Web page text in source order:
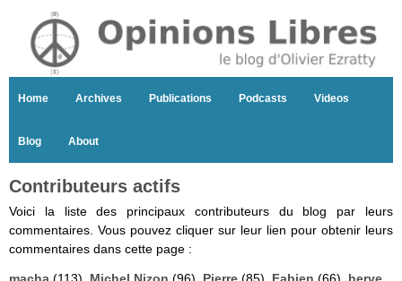
Home Archives Publications Podcasts Videos
Blog About
Contributeurs actifs
Voici la liste des principaux contributeurs du blog par leurs
commentaires. Vous pouvez cliquer sur leur lien pour obtenir leurs
commentaires dans cette page :